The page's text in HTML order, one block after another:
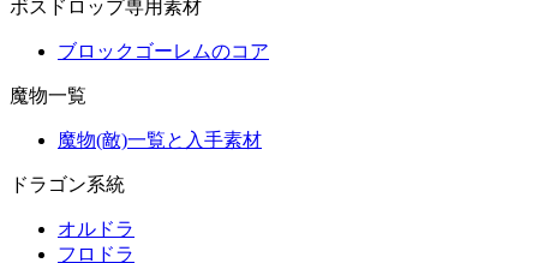
ボスドロップ専用素材
ブロックゴーレムのコア
魔物一覧
魔物(敵)一覧と入手素材
ドラゴン系統
オルドラ
フロドラ